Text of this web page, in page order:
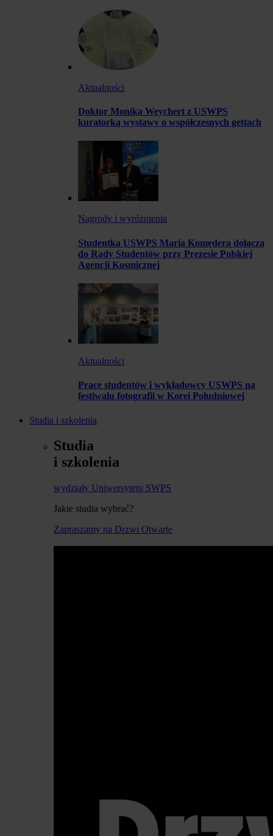
Aktualności
Doktor Monika Weychert z USWPS
kuratorką wystawy o współczesnych gettach
Nagrody i wyróżnienia
Studentka USWPS Maria Komędera dołącza
do Rady Studentów przy Prezesie Polskiej
Agencji Kosmicznej
Aktualności
Prace studentów i wykładowcy USWPS na
festiwalu fotografii w Korei Południowej
Studia i szkolenia
Studia
i szkolenia
wydziały Uniwersytetu SWPS
Jakie studia wybrać?
Zapraszamy na Drzwi Otwarte